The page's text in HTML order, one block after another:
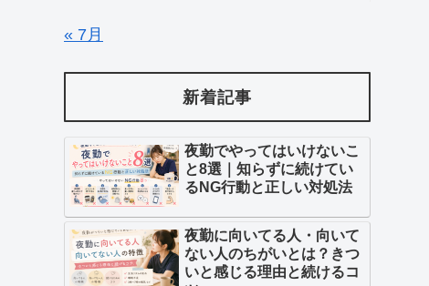
« 7月
新着記事
夜勤でやってはいけないこ
と8選｜知らずに続けてい
るNG行動と正しい対処法
夜勤に向いてる人・向いて
ない人のちがいとは？きつ
いと感じる理由と続けるコ